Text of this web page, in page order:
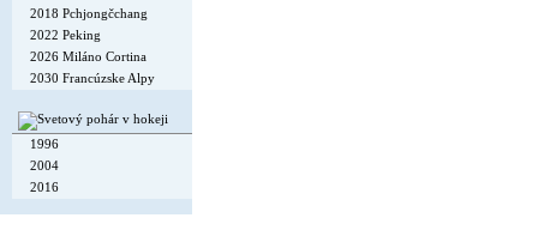
2018 Pchjongčchang
2022 Peking
2026 Miláno Cortina
2030 Francúzske Alpy
1996
2004
2016